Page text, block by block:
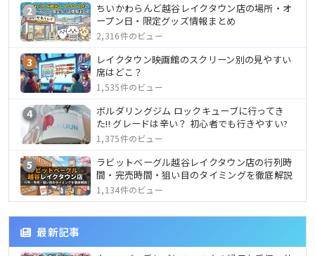
2
ちいかわらんど越谷レイクタウン店の場所・オ
ープン日・限定グッズ情報まとめ
2,316件のビュー
3
レイクタウン映画館のスクリーン別の見やすい
席はどこ？
1,535件のビュー
4
ボルダリングジム ロックキューブに行ってき
た!! グレードは辛い？ 初心者でも行きやすい?
1,375件のビュー
5
ラビットベーグル越谷レイクタウン店の行列時
間・完売時間・狙い目のタイミングを徹底解説
1,134件のビュー
最新記事